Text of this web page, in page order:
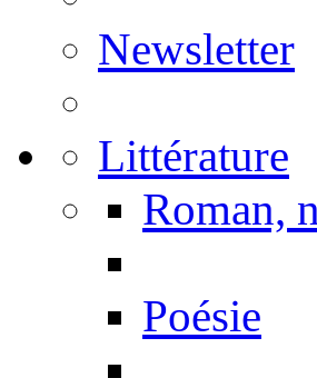
Newsletter
Littérature
Roman,
Poésie